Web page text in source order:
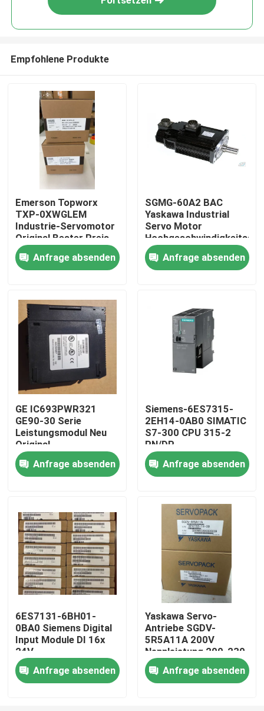
Haus
Produkte
Über uns
Fabrik-Ausflug
Qualitätskontrolle
Treten Sie mit uns in Verbindung
Fordern Sie ein Zitat
Industrieller Servomotor
Industrielle Servo-Antriebe
Empfohlene Produkte
Emerson Topworx
TXP-0XWGLEM
Industrie-Servomotor
Original Bester Preis
Anfrage absenden
SGMG-60A2 BAC
Yaskawa Industrial
Servo Motor
6000W
Anfrage absenden
GE IC693PWR321
GE90-30 Serie
Leistungsmodul Neu
Original
Anfrage absenden
Siemens-6ES7315-
2EH14-0AB0 SIMATIC
S7-300 CPU 315-2
PN/DP
Anfrage absenden
6ES7131-6BH01-
0BA0 Siemens Digital
Input Module DI 16x
24V
Gleichspannungsstandard
Anfrage absenden
Yaskawa Servo-
Antriebe SGDV-
5R5A11A 200V
Nennleistung 200-230
VAC, 60 Hz Eingang
Anfrage absenden